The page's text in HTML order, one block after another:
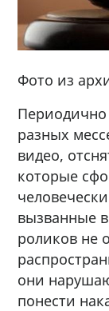
Фото из
Периодично
разных
видео,
которые
вызванные
роликов не
они
понести